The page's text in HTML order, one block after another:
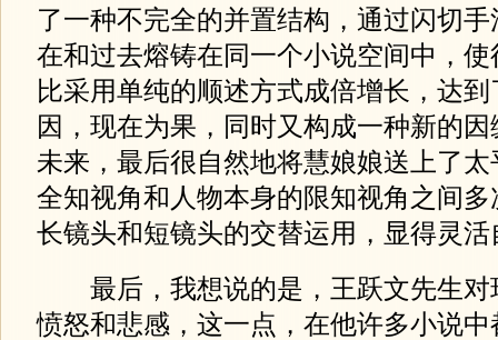
了一种不完全的并置结构，通过闪切
在和过去熔铸在同一个小说空间中，
比采用单纯的顺述方式成倍增长，达
因，现在为果，同时又构成一种新的
未来，最后很自然地将慧娘娘送上了
全知视角和人物本身的限知视角之间
长镜头和短镜头的交替运用，显得灵活
最后，我想说的是，王跃文先生对
愤怒和悲感，这一点，在他许多小说